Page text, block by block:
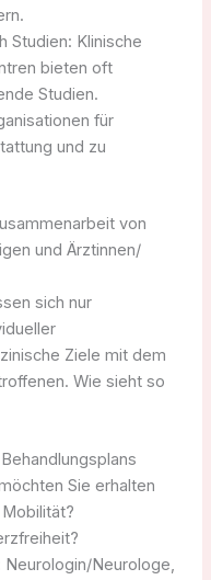
Studien: Klinische
bieten oft
Studien.
für
und zu
von
und Ärztinnen/
sich nur
Ziele mit dem
Wie sieht so
Sie erhalten
Neurologe,